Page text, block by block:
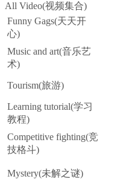
All Video(视频集合)
Funny Gags(天天开
心)
Music and art(音乐艺
术)
Tourism(旅游)
Learning tutorial(学习
教程)
Competitive fighting(竞
技格斗)
Mystery(未解之谜)